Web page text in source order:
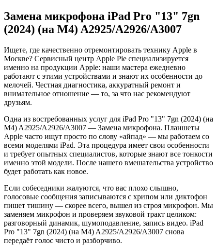
Замена микрофона iPad Pro "13" 7gn
(2024) (на M4) A2925/A2926/A3007
Ищете, где качественно отремонтировать технику Apple в
Москве? Сервисный центр Apple Pie специализируется
именно на продукции Apple: наши мастера ежедневно
работают с этими устройствами и знают их особенности до
мелочей. Честная диагностика, аккуратный ремонт и
внимательное отношение — то, за что нас рекомендуют
друзьям.
Одна из востребованных услуг для iPad Pro "13" 7gn (2024) (на
M4) A2925/A2926/A3007 — Замена микрофона. Планшеты
Apple часто ищут просто по слову «айпад» — мы работаем со
всеми моделями iPad. Эта процедура имеет свои особенности
и требует опытных специалистов, которые знают все тонкости
именно этой модели. После нашего вмешательства устройство
будет работать как новое.
Если собеседники жалуются, что вас плохо слышно,
голосовые сообщения записываются с хрипом или диктофон
пишет тишину — скорее всего, вышел из строя микрофон. Мы
заменяем микрофон и проверяем звуковой тракт целиком:
разговорный динамик, шумоподавление, запись видео. iPad
Pro "13" 7gn (2024) (на M4) A2925/A2926/A3007 снова
передаёт голос чисто и разборчиво.